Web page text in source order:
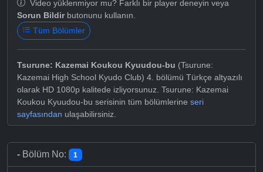
Video yüklenmiyor mu? Farklı bir player deneyin veya
Sorun Bildirbutonunu kullanın.
Tüm Bölümler
Tsurune: Kazemai Koukou Kyuudou-bu (Tsurune:
Kazemai High School Kyudo Club) 4. bölümü Türkçe altyazılı
olarak HD 1080p kalitede izliyorsunuz. Tsurune: Kazemai
Koukou Kyuudou-bu serisinin tüm bölümlerine seri
sayfasından ulaşabilirsiniz.
- Bölüm No: 1